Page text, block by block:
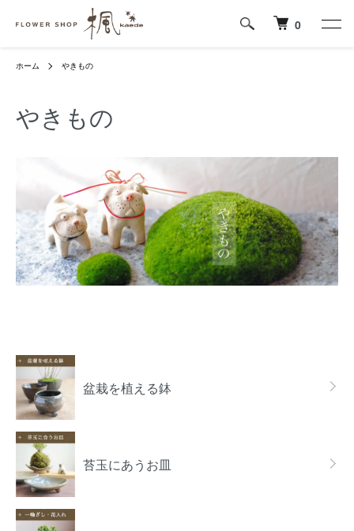
0
ホーム やきもの
やきもの
カテゴリー一覧
盆栽を植える鉢
苔玉にあうお皿